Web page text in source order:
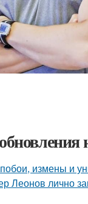
измены и
Леонов лично